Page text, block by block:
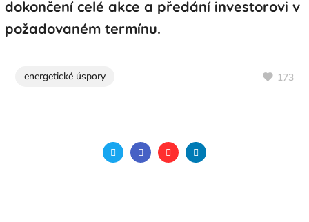
dokončení celé akce a předání investorovi v
požadovaném termínu.
energetické úspory 173